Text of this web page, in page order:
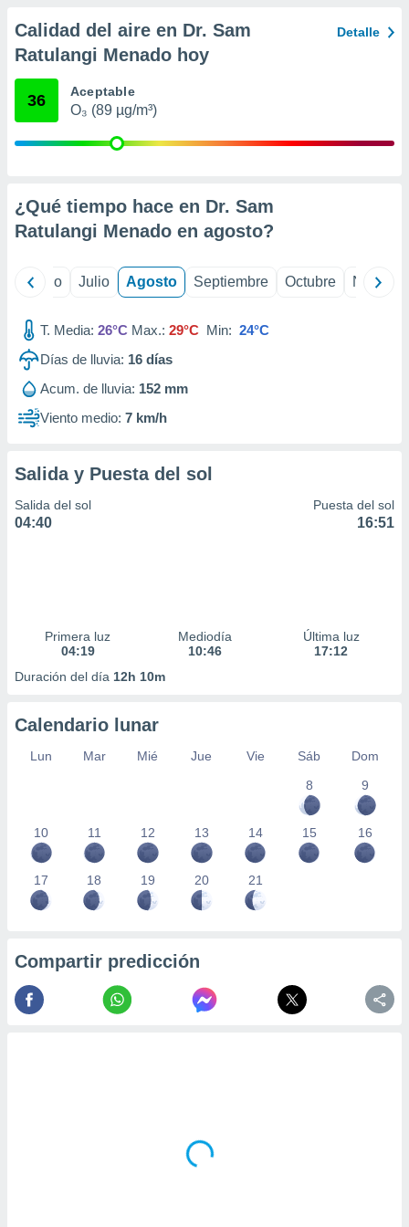
e
mediante
publicidad
de
Calidad del aire en Dr. Sam
Ratulangi Menado hoy
Detalle
36 Aceptable
O₃ (89 µg/m³)
¿Qué tiempo hace en Dr. Sam
Ratulangi Menado en agosto?
Junio Julio Agosto Septiembre Octubre
T. Media: 26°C Max.: 29°C Min: 24°C
Días de lluvia: 16 días
Acum. de lluvia: 152 mm
Viento medio: 7 km/h
Salida y Puesta del sol
Salida del sol
04:40
Puesta del sol
16:51
Primera luz
04:19
Mediodía
10:46
Última luz
17:12
Duración del día 12h 10m
Calendario lunar
Lun Mar Mié Jue Vie Sáb
Dom
8
9
10 11 12 13 14 15 16
17 18 19 20 21
Compartir predicción